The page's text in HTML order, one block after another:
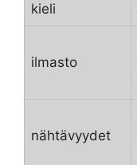
kieli
ilmasto
nähtävyydet